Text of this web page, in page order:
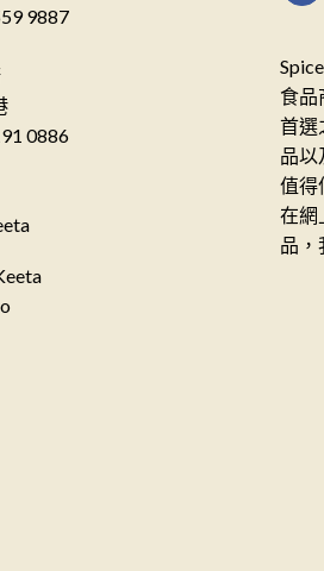
9887
0886
食品
首選
品以
值得
在網
品，